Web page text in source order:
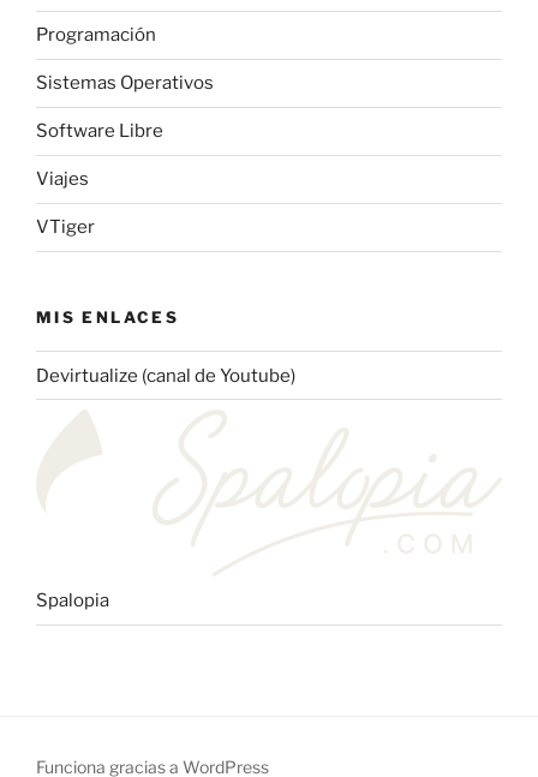
Programación
Sistemas Operativos
Software Libre
Viajes
VTiger
MIS ENLACES
Devirtualize (canal de Youtube)
Spalopia
Funciona gracias a WordPress